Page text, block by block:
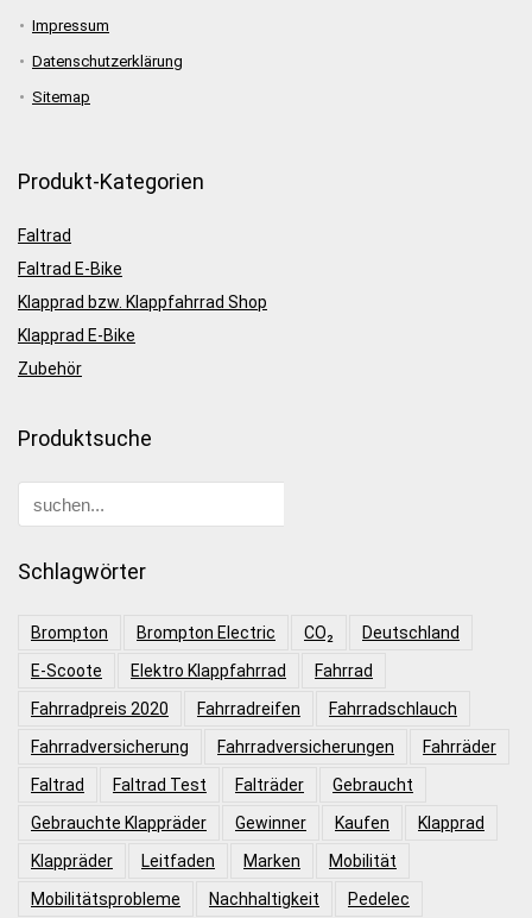
Impressum
Datenschutzerklärung
Sitemap
Produkt-Kategorien
Faltrad
Faltrad E-Bike
Klapprad bzw. Klappfahrrad Shop
Klapprad E-Bike
Zubehör
Produktsuche
Schlagwörter
Brompton Brompton Electric CO₂
Deutschland
E-Scoote
Elektro Klappfahrrad
Fahrrad
Fahrradpreis 2020
Fahrradreifen
Fahrradschlauch
Fahrradversicherung
Fahrradversicherungen
Fahrräder
Faltrad
Faltrad Test Falträder
Gebraucht
Gebrauchte Klappräder
Gewinner Kaufen
Klapprad
Klappräder
Leitfaden Marken
Mobilität
Mobilitätsprobleme
Nachhaltigkeit
Pedelec